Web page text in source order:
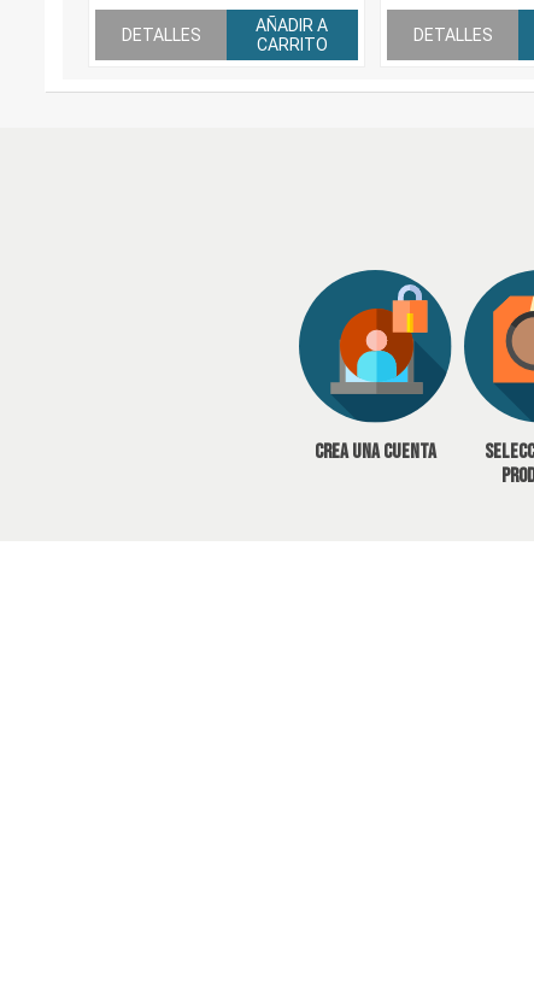
DETALLES
AÑADIR A
CARRITO
DETALLES
Crea una cuenta